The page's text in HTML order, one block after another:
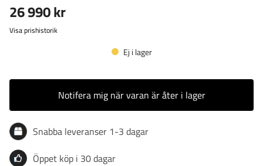
26 990 kr
Visa prishistorik
Ej i lager
Notifera mig när varan är åter i lager
Snabba leveranser 1-3 dagar
Öppet köp i 30 dagar